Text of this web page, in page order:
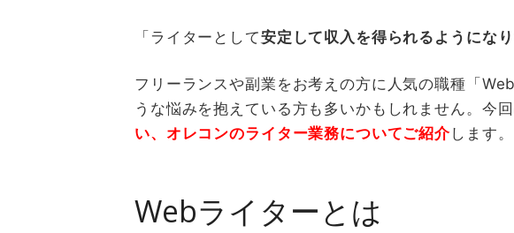
「ライターとして安定して収入を得られるようにな
フリーランスや副業をお考えの方に人気の職種「 Web
うな悩みを抱えている方も多いかもしれません。今
い、オレコンのライター業務についてご紹介します。
Webライターとは